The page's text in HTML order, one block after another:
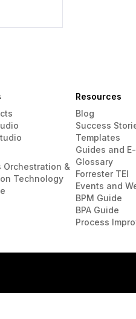
Orchestration &
Technology
Resources
Blog
Success
Templates
Guides and
Glossary
Forrester TEI
Events and
BPM Guide
BPA Guide
Process